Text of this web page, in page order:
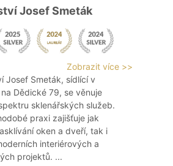
Josef Smeták
Zobrazit více >>
Josef Smeták, sídlící v
Dědické 79, se věnuje
sklenářských služeb.
praxi zajišťuje jak
oken a dveří, tak i
interiérových a
projektů. ...